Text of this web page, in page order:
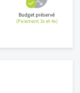
Budget préservé
(Paiement 3x et 4x)